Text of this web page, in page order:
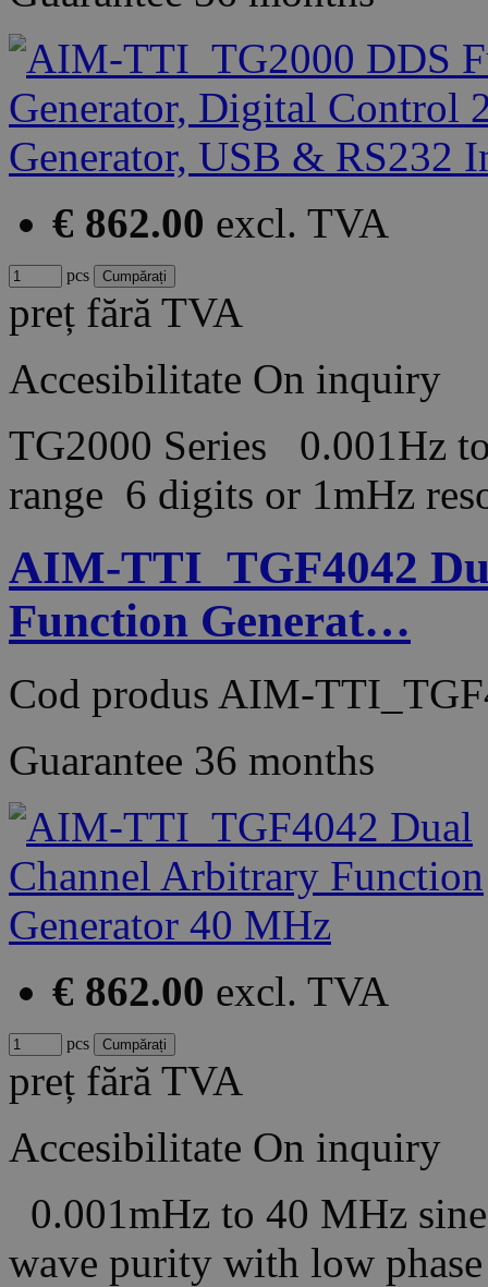
€ 862.00 excl. TVA
pcs
preț fără TVA
Accesibilitate On inquiry
TG2000 Series 0.001Hz
range 6 digits or 1mHz
AIM-TTI_TGF4042
Function Generat…
Cod produs AIM-
Guarantee 36 months
€ 862.00 excl. TVA
pcs
preț fără TVA
Accesibilitate On inquiry
0.001mHz to 40 MHz
wave purity with low